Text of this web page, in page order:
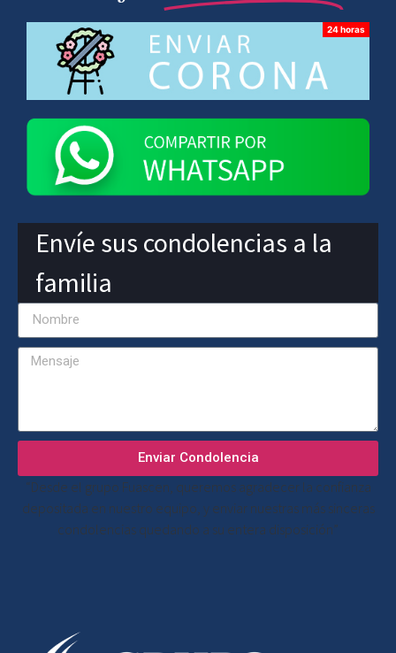
Envíe sus condolencias a la
familia
Enviar Condolencia
“Desde el grupo Fuascen, queremos agradecer la confianza
depositada en nuestro equipo, y enviar nuestras más sinceras
condolencias quedando a su entera disposición”